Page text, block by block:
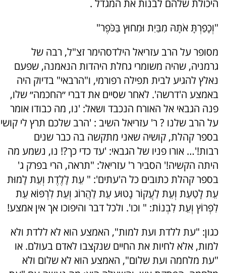
היכולת שלהם לבנות את המגדל .
"וְכָפַרְתָּ אֹתָהּ מִבַּיִת וּמִחוּץ בַּכֹּפֶר"
מסופר על הרב עזריאל הילדסהימר זצ"ל, רבה של
גרמניה, שהיה משומרי גחלת היהדות הנאמנה, שפעם
נאלץ להגיע לבית תפילה רפורמי, ו"הרבאי" בדיוק היה
באמצע ה'דרשה'. לאחר שסיים את דברי ״החכמה״ שלו,
פנה הגבאי אל האורח הנכבד ושאל: 'נו, מה כבודו אומר
על הרב שלנו ? ר' עזריאל השיב : 'הרב שלכם תרץ לי קושי
בספר קהלת, קושיה שאני מתקשה בה כבר שנים
רבות!'… אורו פניו של הגבאי: 'עד כדי כך?! נו, נשמע מה
היתה הקשיה!' הסביר ר' עזריאל: "תראה, הרי בפרק ג'
בספר קהלת כתובים כל ה'עתים': " עֵת לָלֶדֶת וְעֵת לָמוּת
עֵת לָטַעַת וְעֵת לַעֲקוֹר נָטוּע עֵת לַהֲרוֹג וְעֵת לִרְפּוֹא עֵת
לִפְרוֹץ וְעֵת לִבְנוֹת: " וכו'. ולכל דבר והיפוכו אך אין אמצע!
כגון: "עת ללדת ועת למות", האמצע הוא לא ללדת ולא
למות, אלא לחיות את החיים שנקצבו לאדם בעולם. או
"עת מלחמה ועת שלום", האמצע הוא לא שלום ולא